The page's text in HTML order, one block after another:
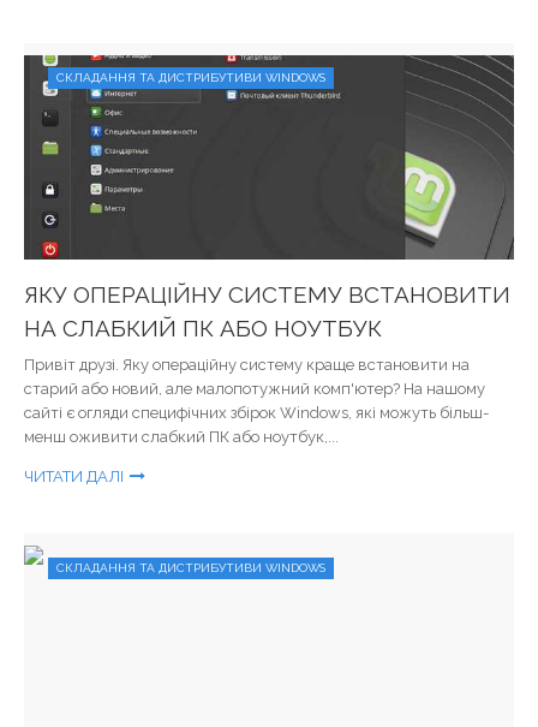
СКЛАДАННЯ ТА ДИСТРИБУТИВИ WINDOWS
ЯКУ ОПЕРАЦІЙНУ СИСТЕМУ ВСТАНОВИТИ
НА СЛАБКИЙ ПК АБО НОУТБУК
Привіт друзі. Яку операційну систему краще встановити на
старий або новий, але малопотужний комп'ютер? На нашому
сайті є огляди специфічних збірок Windows, які можуть більш-
менш оживити слабкий ПК або ноутбук,...
ЧИТАТИ ДАЛІ
СКЛАДАННЯ ТА ДИСТРИБУТИВИ WINDOWS